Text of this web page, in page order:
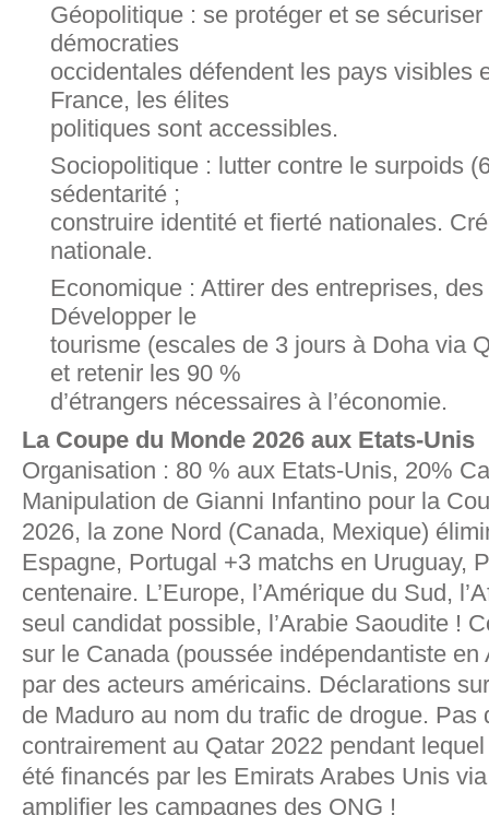
Géopolitique : se protéger et se
démocraties
occidentales défendent les pays visibles
France, les élites
politiques sont accessibles.
Sociopolitique : lutter contre le surpoids
sédentarité ;
construire identité et fierté nationales.
nationale.
Economique : Attirer des entreprises,
Développer le
tourisme (escales de 3 jours à Doha via
et retenir les 90 %
d’étrangers nécessaires à l’économie.
La Coupe du Monde 2026 aux Etats-Unis
Organisation : 80 % aux Etats-Unis, 20%
Manipulation de Gianni Infantino pour la
2026, la zone Nord (Canada, Mexique)
Espagne, Portugal +3 matchs en Uruguay,
centenaire. L’Europe, l’Amérique du Sud,
seul candidat possible, l’Arabie Saoudite !
sur le Canada (poussée indépendantiste
par des acteurs américains. Déclarations
de Maduro au nom du trafic de drogue. Pas
contrairement au Qatar 2022 pendant
été financés par les Emirats Arabes Unis
amplifier les campagnes des ONG !